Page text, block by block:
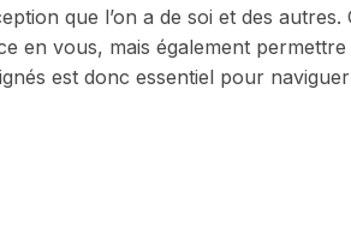
que l’on a de soi et des autres.
en vous, mais également
est donc essentiel pour